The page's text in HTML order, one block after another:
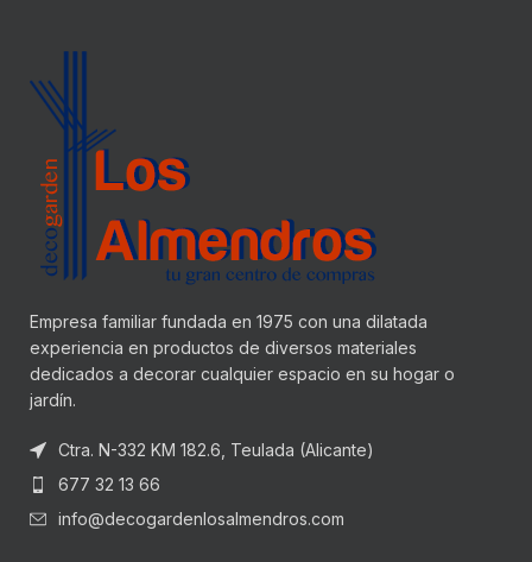
Empresa familiar fundada en 1975 con una dilatada
experiencia en productos de diversos materiales
dedicados a decorar cualquier espacio en su hogar o
jardín.
Ctra. N-332 KM 182.6, Teulada (Alicante)
677 32 13 66
info@decogardenlosalmendros.com